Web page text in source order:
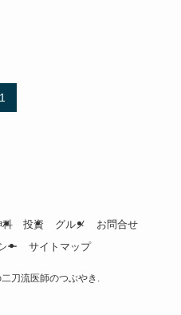
1
科 投資 グルメ
お問合せ
ー
サイトマップ
刀流医師のつぶやき.